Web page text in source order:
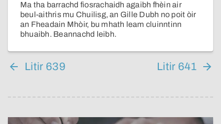
Ma tha barrachd fiosrachaidh agaibh fhèin air
beul-aithris mu Chuilisg, an Gille Dubh no poit òir
an Fheadain Mhòir, bu mhath leam cluinntinn
bhuaibh. Beannachd leibh.
Litir 639 Litir 641